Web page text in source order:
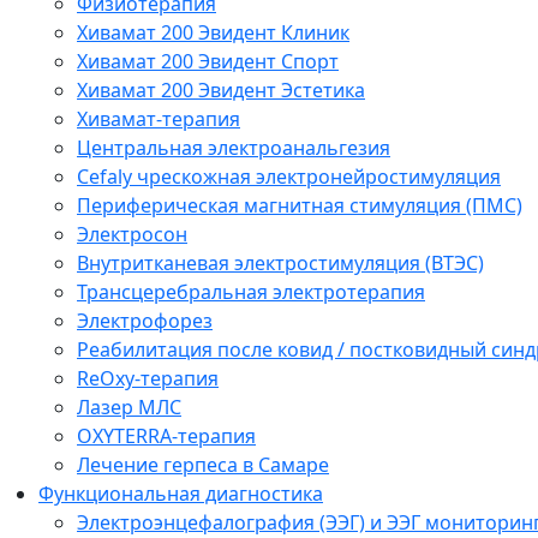
Хивамат 200 Эвидент Клиник
Хивамат 200 Эвидент Спорт
Хивамат 200 Эвидент Эстетика
Хивамат-терапия
Центральная электроанальгезия
Cefaly чреcкожная электронейростимуляция
Периферическая магнитная стимуляция (ПМС)
Электросон
Внутритканевая электростимуляция (ВТЭС)
Трансцеребральная электротерапия
Электрофорез
Реабилитация после ковид / постковидный
ReOxy-терапия
Лазер МЛС
OXYTERRA-терапия
Лечение герпеса в Самаре
Функциональная диагностика
Электроэнцефалография (ЭЭГ) и ЭЭГ